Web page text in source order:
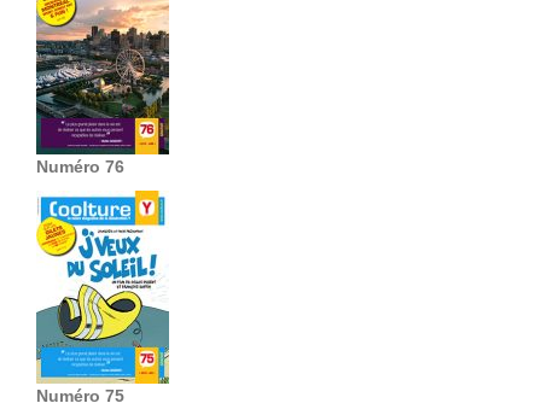
Numéro 76
Numéro 75